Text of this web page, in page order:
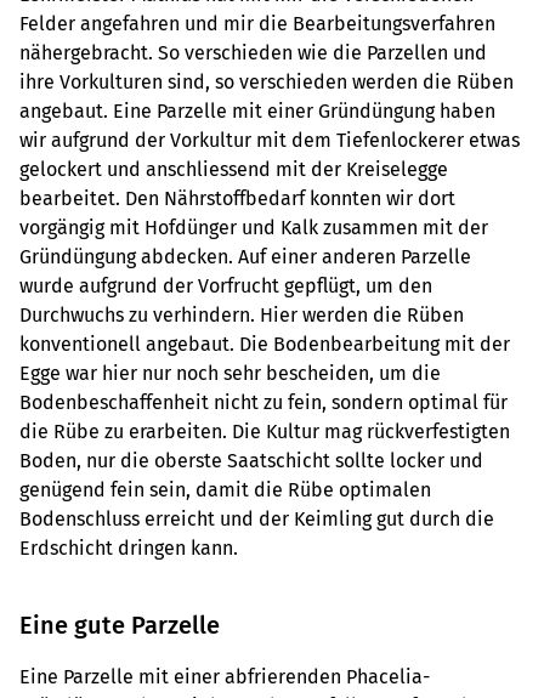
Felder angefahren und mir die Bearbeitungsverfahren
nähergebracht. So verschieden wie die Parzellen und
ihre Vorkulturen sind, so verschieden werden die Rüben
angebaut. Eine Parzelle mit einer Gründüngung haben
wir aufgrund der Vorkultur mit dem Tiefenlockerer etwas
gelockert und anschliessend mit der Kreiselegge
bearbeitet. Den Nährstoffbedarf konnten wir dort
vorgängig mit Hofdünger und Kalk zusammen mit der
Gründüngung abdecken. Auf einer anderen Parzelle
wurde aufgrund der Vorfrucht gepflügt, um den
Durchwuchs zu verhindern. Hier werden die Rüben
konventionell angebaut. Die Bodenbearbeitung mit der
Egge war hier nur noch sehr bescheiden, um die
Bodenbeschaffenheit nicht zu fein, sondern optimal für
die Rübe zu erarbeiten. Die Kultur mag rückverfestigten
Boden, nur die oberste Saatschicht sollte locker und
genügend fein sein, damit die Rübe optimalen
Bodenschluss erreicht und der Keimling gut durch die
Erdschicht dringen kann.
Eine gute Parzelle
Eine Parzelle mit einer abfrierenden Phacelia-